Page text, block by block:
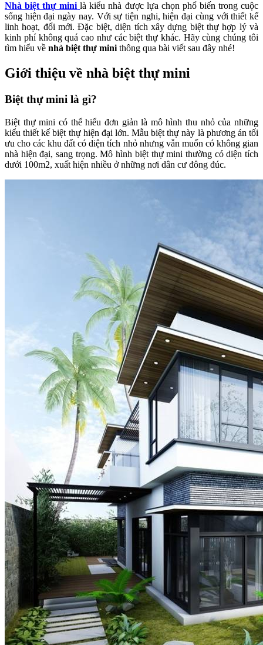
Nhà biệt thự mini là kiểu nhà được lựa chọn phổ biến trong cuộc
sống hiện đại ngày nay. Với sự tiện nghi, hiện đại cùng với thiết kế
linh hoạt, đổi mới. Đặc biệt, diện tích xây dựng biệt thự hợp lý và
kinh phí không quá cao như các biệt thự khác. Hãy cùng chúng tôi
tìm hiểu về nhà biệt thự mini thông qua bài viết sau đây nhé!
Giới thiệu về nhà biệt thự mini
Biệt thự mini là gì?
Biệt thự mini có thể hiểu đơn giản là mô hình thu nhỏ của những
kiểu thiết kế biệt thự hiện đại lớn. Mẫu biệt thự này là phương án tối
ưu cho các khu đất có diện tích nhỏ nhưng vẫn muốn có không gian
nhà hiện đại, sang trọng. Mô hình biệt thự mini thường có diện tích
dưới 100m2, xuất hiện nhiều ở những nơi dân cư đông đúc.